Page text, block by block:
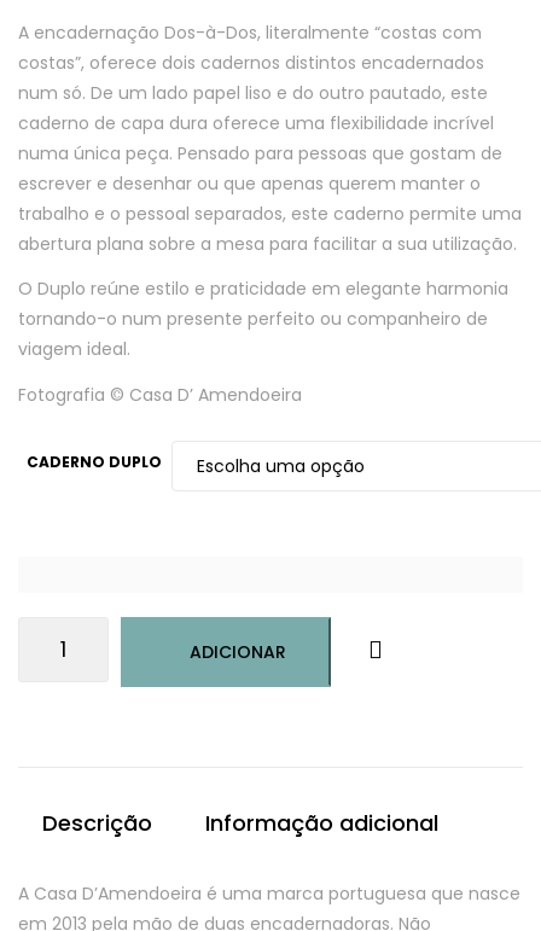
A encadernação Dos-à-Dos, literalmente “costas com
costas”, oferece dois cadernos distintos encadernados
num só. De um lado papel liso e do outro pautado, este
caderno de capa dura oferece uma flexibilidade incrível
numa única peça. Pensado para pessoas que gostam de
escrever e desenhar ou que apenas querem manter o
trabalho e o pessoal separados, este caderno permite uma
abertura plana sobre a mesa para facilitar a sua utilização.
O Duplo reúne estilo e praticidade em elegante harmonia
tornando-o num presente perfeito ou companheiro de
viagem ideal.
Fotografia © Casa D’ Amendoeira
CADERNO DUPLO
Amendoeira
ADICIONAR
Descrição Informação adicional
A Casa D’Amendoeira é uma marca portuguesa que nasce
em 2013 pela mão de duas encadernadoras. Não